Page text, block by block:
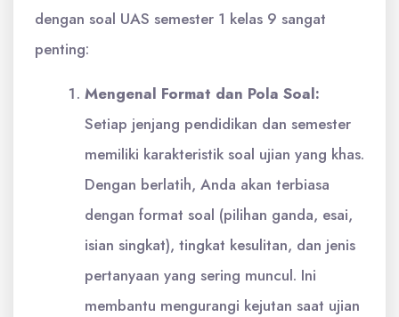
dengan soal UAS semester 1 kelas 9 sangat
penting:
Mengenal Format dan Pola Soal:
Setiap jenjang pendidikan dan semester
memiliki karakteristik soal ujian yang khas.
Dengan berlatih, Anda akan terbiasa
dengan format soal (pilihan ganda, esai,
isian singkat), tingkat kesulitan, dan jenis
pertanyaan yang sering muncul. Ini
membantu mengurangi kejutan saat ujian